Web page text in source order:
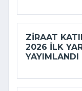
ZIRAAT
2026 ILK
YAYIMLANDI